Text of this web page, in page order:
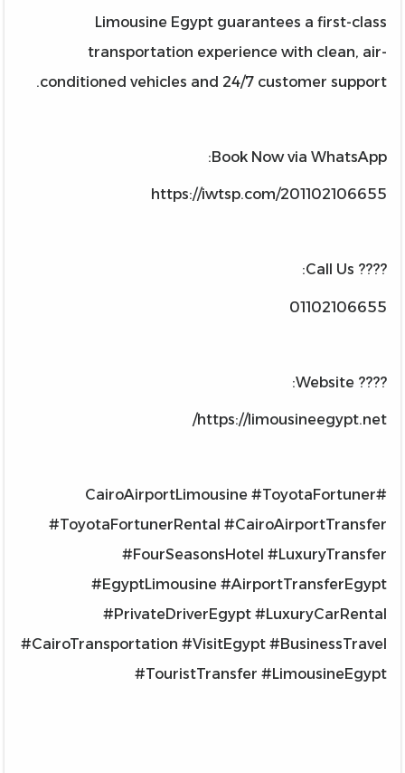
Limousine Egypt guarantees a first-class
transportation experience with clean, air-
conditioned vehicles and 24/7 customer support.
Book Now via WhatsApp:
https://iwtsp.com/201102106655
???? Call Us:
01102106655
???? Website:
https://limousineegypt.net/
#CairoAirportLimousine #ToyotaFortuner
#ToyotaFortunerRental #CairoAirportTransfer
#FourSeasonsHotel #LuxuryTransfer
#EgyptLimousine #AirportTransferEgypt
#PrivateDriverEgypt #LuxuryCarRental
#CairoTransportation #VisitEgypt #BusinessTravel
#TouristTransfer #LimousineEgypt